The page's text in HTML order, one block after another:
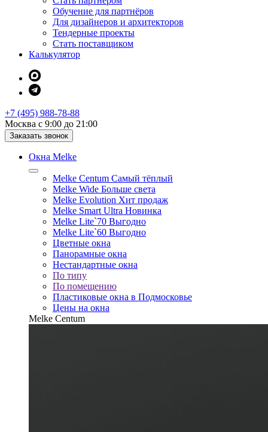
Обучение для партнёров
Для дизайнеров и архитекторов
Тендерные проекты
Стать поставщиком
Калькулятор
+7 (495) 988-78-88
Москва с 9:00 до 21:00
Заказать звонок
Окна Melke
Melke Centum Самый тёплый
Melke Wide Больше света
Melke Evolution Хит продаж
Melke Smart Ultra Новинка
Melke Lite`70 Выгодно
Melke Lite`60 Выгодно
Цветные окна
Панорамные окна
Нестандартные окна
По типу
По помещению
Пластиковые окна в Подмосковье
Цены на окна
Melke Centum